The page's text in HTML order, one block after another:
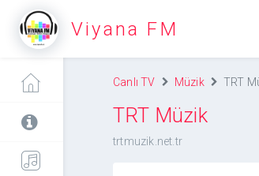
Viyana FM
Canlı TV Müzik TRT
TRT Müzik
trtmuzik.net.tr